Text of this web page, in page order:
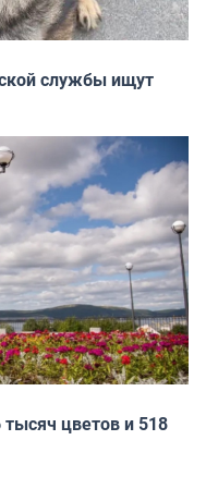
службы ищут
цветов и 518